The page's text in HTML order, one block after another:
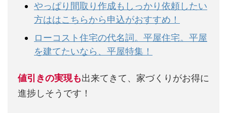
やっぱり間取り作成もしっかり依頼したい
方ははこちらから申込がおすすめ！
ローコスト住宅の代名詞。平屋住宅。平屋
を建てたいなら、平屋特集！
値引きの実現も出来てきて、家づくりがお得に
進捗しそうです！